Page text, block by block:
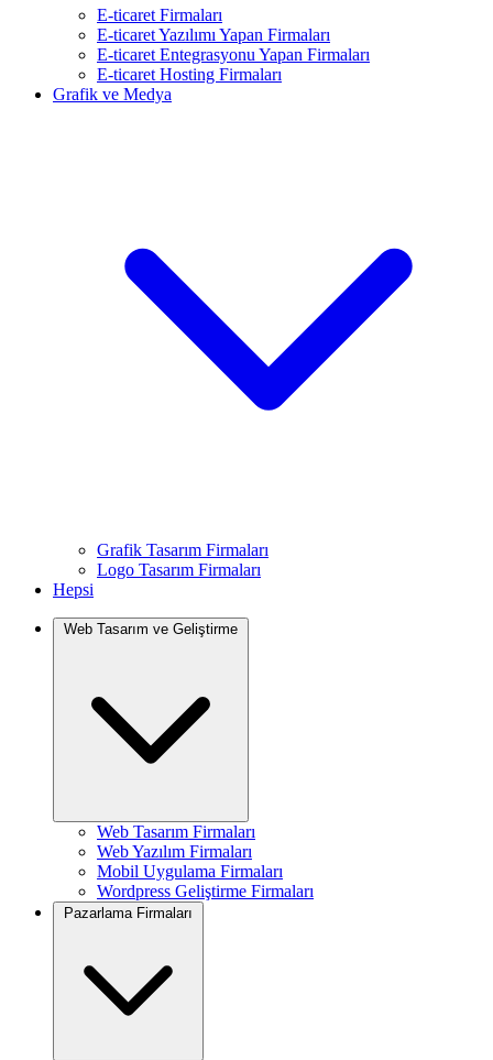
E-ticaret Firmaları
E-ticaret Yazılımı Yapan Firmaları
E-ticaret Entegrasyonu Yapan Firmaları
E-ticaret Hosting Firmaları
Grafik ve Medya
Grafik Tasarım Firmaları
Logo Tasarım Firmaları
Hepsi
Web Tasarım ve Geliştirme
Web Tasarım Firmaları
Web Yazılım Firmaları
Mobil Uygulama Firmaları
Wordpress Geliştirme Firmaları
Pazarlama Firmaları